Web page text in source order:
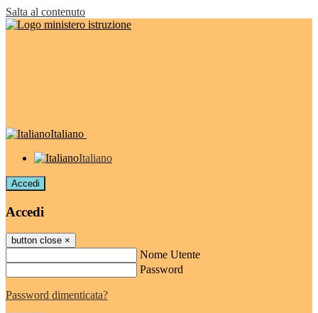
Salta al contenuto
Italiano
Italiano
Accedi
Accedi
button close ×
Nome Utente
Password
Password dimenticata?